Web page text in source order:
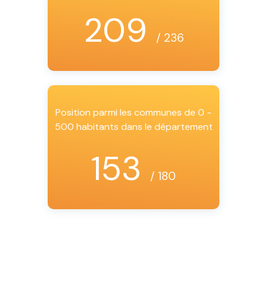
209 / 236
Position parmi les communes de 0 -
500 habitants dans le département
153 / 180